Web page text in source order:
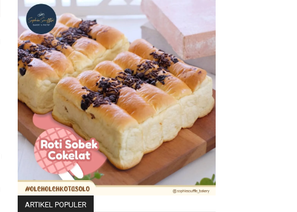
ARTIKEL POPULER